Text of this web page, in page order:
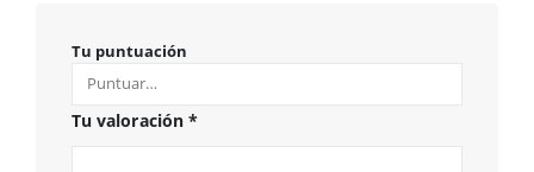
Tu puntuación
Tu valoración *